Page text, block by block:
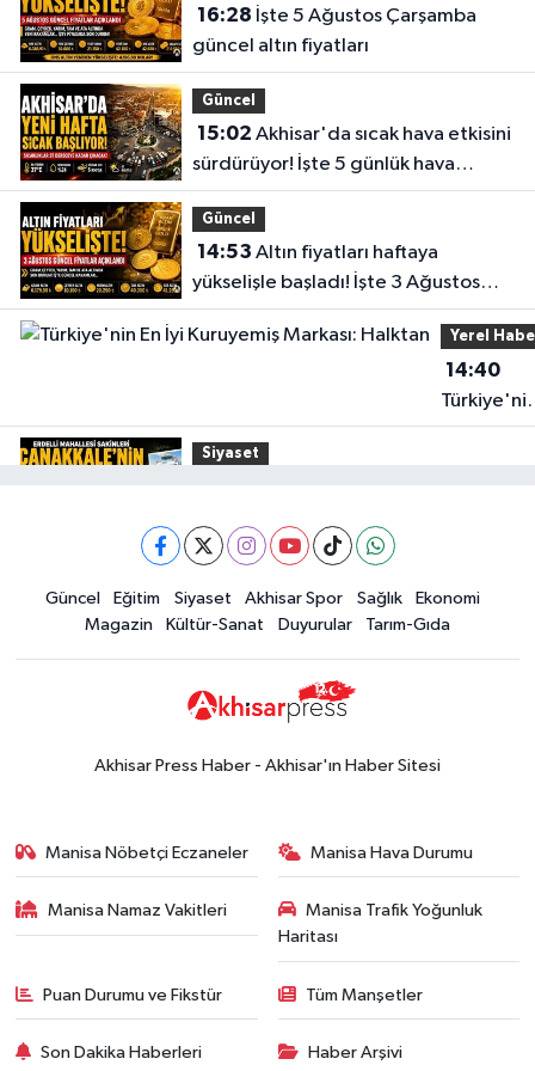
Deva Eczanesi
CAMICEDIT MAH. YUNUS EMRE CAD. NO:89 A PARK KAHVESİ KARŞISI
0 (236) 816 52 64 Yol Tarifi Al
Egemen Eczanesi
CUMHURIYET MAHALLESI MENDERES CADDESİ NO:63 A KIZILELMA İLE
0 (236) 715 52 32 Yol Tarifi Al
Gülden Eczanesi
NAMIK KEMAL MAHALLESI EVREN CADDESI NO:1 A KÖPRÜBASI-MANISA
İŞ BANKASI YANI
16:28
güncel altın fiyatları
Güncel
15:02
sürdürüyor! İşte 5 günlük hava
durumu
Güncel
14:53
yükselişle başladı! İşte 3 Ağustos
güncel fiyatlar
Yerel
14:40
En İyi
Siyaset
yaşadı
19:00Kadın ve Çocuk Giyimde Yeni
Dönem: Minik Terzi’den Anne-
Çocuk Stilini Tamamlayan
Koleksiyonlar
Güncel
18:57Akhisar'da Atatürk
Duyurular
ilgilendiriyor! Cuma günü elektrik
kesintisi uygulanacak
Güncel Eğitim Siyaset Akhisar Spor Sağlık
Ekonomi
Magazin
Kültür-Sanat Duyurular Tarım-Gıda
Akhisar Press Haber - Akhisar'ın Haber Sitesi
Manisa Nöbetçi Eczaneler Manisa Hava Durumu
Manisa Namaz Vakitleri
Manisa Trafik Yoğunluk
Haritası
Puan Durumu ve Fikstür Tüm Manşetler
Son Dakika Haberleri Haber Arşivi